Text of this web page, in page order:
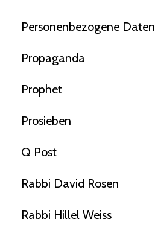
Personenbezogene Daten
Propaganda
Prophet
Prosieben
Q Post
Rabbi David Rosen
Rabbi Hillel Weiss